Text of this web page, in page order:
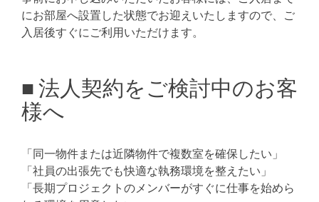
にお部屋へ設置した状態でお迎えいたしますので、ご
入居後すぐにご利用いただけます。
■ 法人契約をご検討中のお客
様へ
「同一物件または近隣物件で複数室を確保したい」
「社員の出張先でも快適な執務環境を整えたい」
「長期プロジェクトのメンバーがすぐに仕事を始めら